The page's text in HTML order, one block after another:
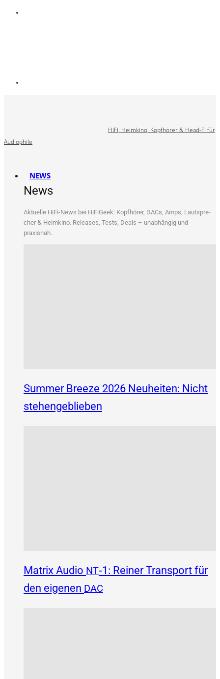
HiFi, Heimkino, Kopfhörer & Head-Fi für
Audiophile
NEWS
News
Aktu­el­le HiFi-News bei HiFi­Ge­ek: Kopf­hö­rer, DACs, Amps, Laut­spre­
cher & Heim­ki­no. Releases, Tests, Deals – unab­hän­gig und
praxisnah.
Summer Breeze 2026 Neuheiten: Nicht
stehengeblieben
Matrix Audio NT‑1: Reiner Transport für
den eigenen DAC